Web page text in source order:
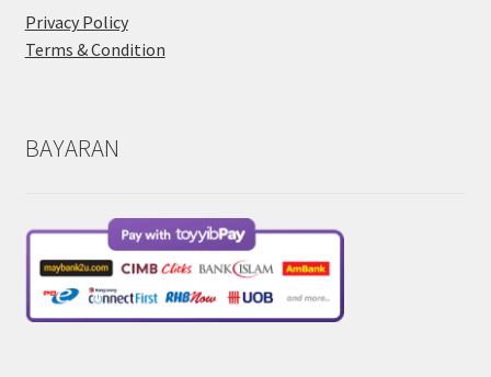
Privacy Policy
Terms & Condition
BAYARAN